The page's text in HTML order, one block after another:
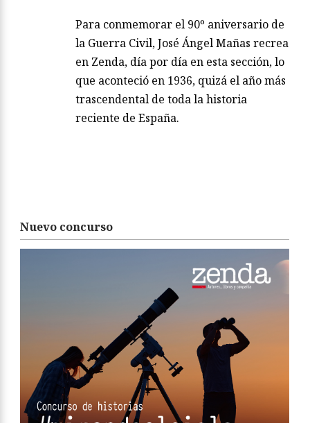
Para conmemorar el 90º aniversario de
la Guerra Civil, José Ángel Mañas recrea
en Zenda, día por día en esta sección, lo
que aconteció en 1936, quizá el año más
trascendental de toda la historia
reciente de España.
Nuevo concurso